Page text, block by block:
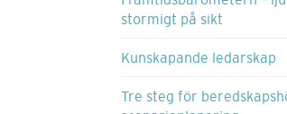
stormigt på sikt
Kunskapande ledarskap
Tre steg för